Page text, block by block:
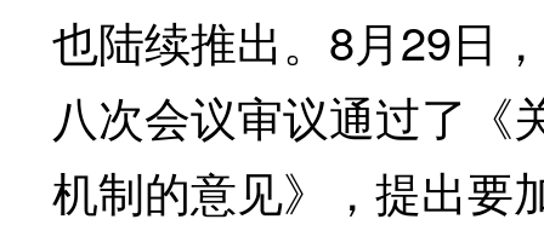
也陆续推出。8月29日
八次会议审议通过了《
机制的意见》，提出要